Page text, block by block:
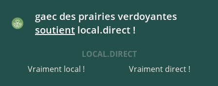
gaec des prairies verdoyantes
soutient local.direct !
LOCAL.DIRECT
Vraiment local !
Vraiment direct !